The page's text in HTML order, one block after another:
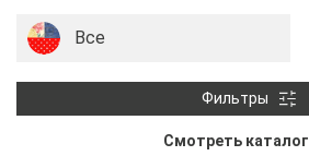
Все
Фильтры
Смотреть каталог